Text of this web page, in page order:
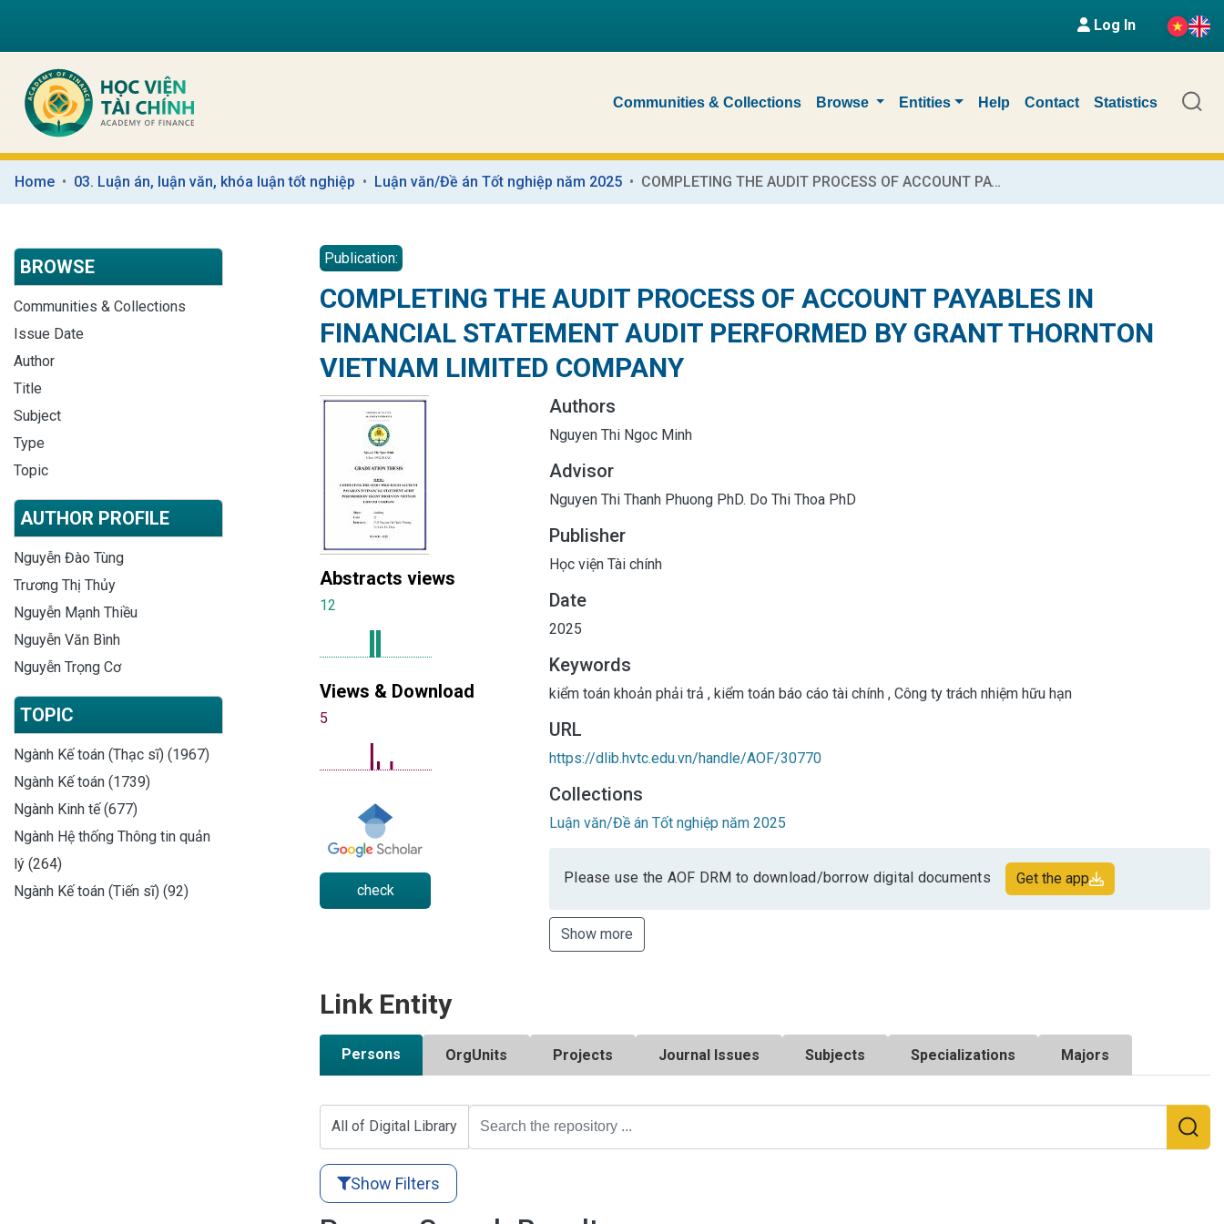
Log In
Communities & Collections Browse Entities Help Contact Statistics
Home 03. Luận án, luận văn, khóa luận tốt nghiệp Luận văn/Đề án Tốt nghiệp năm 2025 COMPLETING THE AUDIT PROCESS OF ACCOUNT PAYABLES IN FINANCIAL STATEMENT AUDIT PERFORMED BY GRANT THORNTON VIETNAM LIMITED COMPANY
BROWSE
Communities & Collections
Issue Date
Author
Title
Subject
Type
Topic
AUTHOR PROFILE
Nguyễn Đào Tùng
Trương Thị Thủy
Nguyễn Mạnh Thiều
Nguyễn Văn Bình
Nguyễn Trọng Cơ
TOPIC
Ngành Kế toán (Thạc sĩ) (1967)
Ngành Kế toán (1739)
Ngành Kinh tế (677)
Ngành Hệ thống Thông tin quản
lý (264)
Ngành Kế toán (Tiến sĩ) (92)
Publication:
COMPLETING THE AUDIT PROCESS OF ACCOUNT PAYABLES IN
FINANCIAL STATEMENT AUDIT PERFORMED BY GRANT THORNTON
VIETNAM LIMITED COMPANY
Abstracts views
12
Views & Download
5
check
Authors
Nguyen Thi Ngoc Minh
Advisor
Nguyen Thi Thanh Phuong PhD. Do Thi Thoa PhD
Publisher
Học viện Tài chính
Date
2025
Keywords
kiểm toán khoản phải trả , kiểm toán báo cáo tài chính , Công ty trách nhiệm hữu hạn
URL
https://dlib.hvtc.edu.vn/handle/AOF/30770
Collections
Luận văn/Đề án Tốt nghiệp năm 2025
Please use the AOF DRM to download/borrow digital documents Get the app
Show more
Link Entity
Persons OrgUnits Projects Journal Issues Subjects Specializations Majors
All of Digital Library
Show Filters